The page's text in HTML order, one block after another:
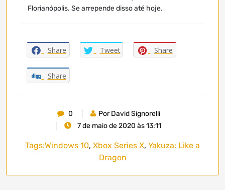
Florianópolis. Se arrepende disso até hoje.
Share Tweet Share
Share
0
Por David Signorelli
7 de maio de 2020 às 13:11
Tags:Windows 10, Xbox Series X, Yakuza: Like a
Dragon